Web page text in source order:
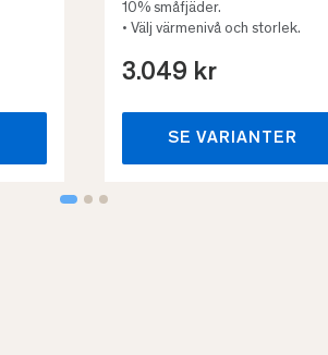
10% småfjäder.
• Välj värmenivå och storlek.
3.049 kr
SE VARIANTER